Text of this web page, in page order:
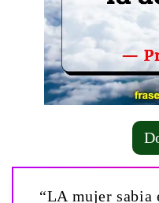
“LA mujer sabia